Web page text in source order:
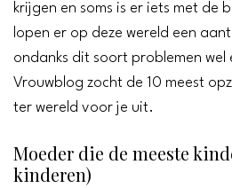
krijgen en soms is er iets met de
lopen er op deze wereld een
ondanks dit soort problemen wel
Vrouwblog zocht de 10 meest
ter wereld voor je uit.
Moeder die de meeste
kinderen)